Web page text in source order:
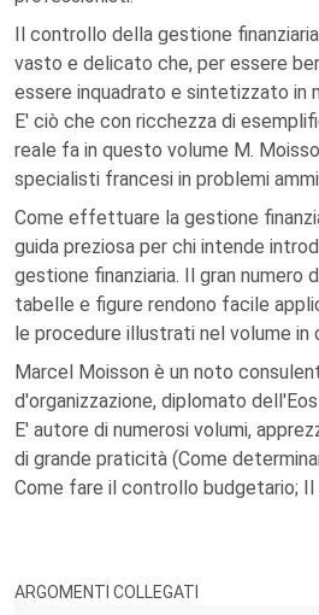
Il controllo della gestione
vasto e delicato che, per essere
essere inquadrato e sintetizzato in
E' ciò che con ricchezza di
reale fa in questo volume M.
specialisti francesi in problemi
Come effettuare la gestione
guida preziosa per chi intende
gestione finanziaria. Il gran numero
tabelle e figure rendono facile
le procedure illustrati nel volume in
Marcel Moisson è un noto
d'organizzazione, diplomato
E' autore di numerosi volumi,
di grande praticità (Come
Come fare il controllo budgetario; Il
ARGOMENTI COLLEGATI